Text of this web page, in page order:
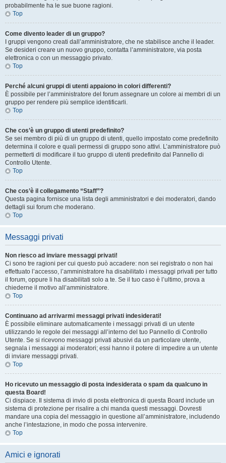
probabilmente ha le sue buone ragioni.
Top
Come divento leader di un gruppo?
I gruppi vengono creati dall’amministratore, che ne stabilisce anche il leader.
Se desideri creare un nuovo gruppo, contatta l’amministratore, via posta
elettronica o con un messaggio privato.
Top
Perché alcuni gruppi di utenti appaiono in colori differenti?
È possibile per l’amministratore del forum assegnare un colore ai membri di un
gruppo per rendere più semplice identificarli.
Top
Che cos’è un gruppo di utenti predefinito?
Se sei membro di più di un gruppo di utenti, quello impostato come predefinito
determina il colore e quali permessi di gruppo sono attivi. L’amministratore può
permetterti di modificare il tuo gruppo di utenti predefinito dal Pannello di
Controllo Utente.
Top
Che cos’è il collegamento “Staff”?
Questa pagina fornisce una lista degli amministratori e dei moderatori, dando
dettagli sui forum che moderano.
Top
Messaggi privati
Non riesco ad inviare messaggi privati!
Ci sono tre ragioni per cui questo può accadere: non sei registrato o non hai
effettuato l’accesso, l’amministratore ha disabilitato i messaggi privati per tutto
il forum, oppure li ha disabilitati solo a te. Se il tuo caso è l’ultimo, prova a
chiederne il motivo all’amministratore.
Top
Continuano ad arrivarmi messaggi privati indesiderati!
È possibile eliminare automaticamente i messaggi privati ​​di un utente
utilizzando le regole dei messaggi all’interno del tuo Pannello di Controllo
Utente. Se si ricevono messaggi privati ​​abusivi da un particolare utente,
segnala i messaggi ai moderatori; essi hanno il potere di impedire a un utente
di inviare messaggi privati​​.
Top
Ho ricevuto un messaggio di posta indesiderata o spam da qualcuno in
questa Board!
Ci dispiace. Il sistema di invio di posta elettronica di questa Board include un
sistema di protezione per risalire a chi manda questi messaggi. Dovresti
mandare una copia del messaggio in questione all’amministratore, includendo
anche l’intestazione, in modo che possa intervenire.
Top
Amici e ignorati